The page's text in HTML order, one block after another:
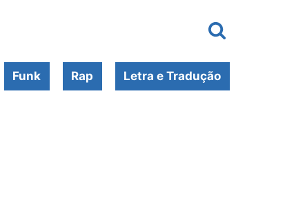
Funk Rap Letra e Tradução